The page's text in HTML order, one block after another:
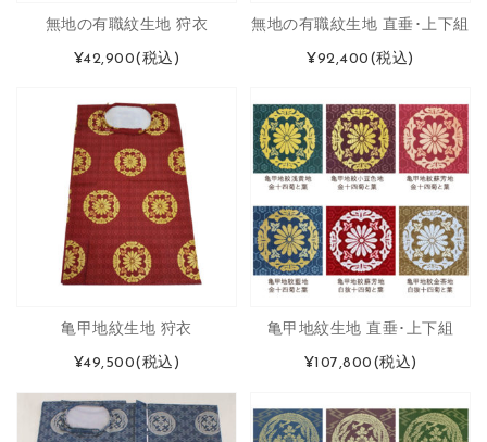
無地の有職紋生地 狩衣
¥42,900(税込)
無地の有職紋生地 直垂･上下組
¥92,400 (税込)
亀甲地紋生地 狩衣
¥49,500(税込)
亀甲地紋生地 直垂･上下組
¥107,800 (税込)